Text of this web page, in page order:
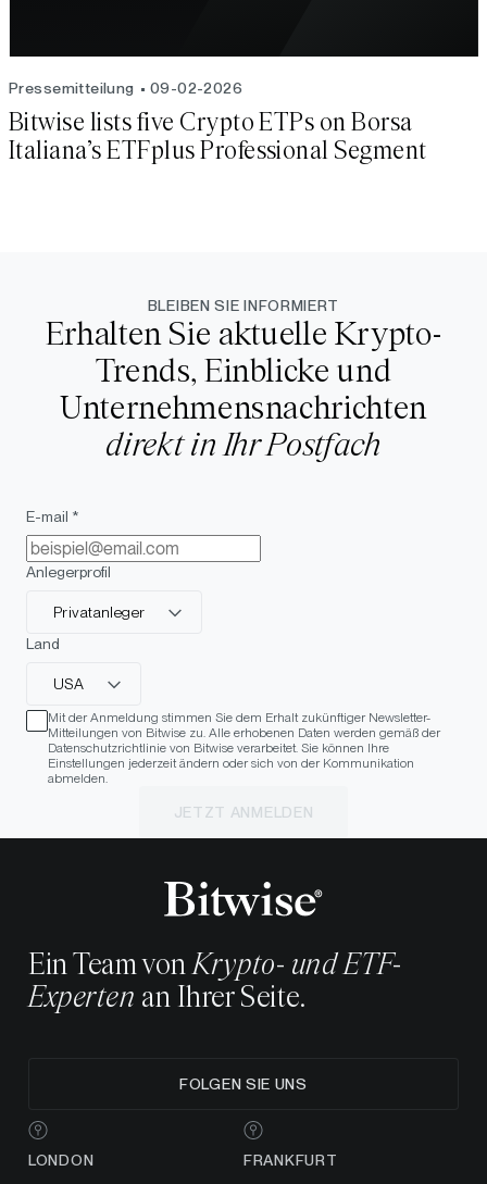
Pressemitteilung 09-02-2026
Bitwise lists five Crypto ETPs on Borsa
Italiana’s ETFplus Professional Segment
BLEIBEN SIE INFORMIERT
Erhalten Sie aktuelle Krypto-
Trends, Einblicke und
Unternehmensnachrichten
direkt in Ihr Postfach
E-mail *
Anlegerprofil
Privatanleger
Land
USA
Mit der Anmeldung stimmen Sie dem Erhalt zukünftiger Newsletter-
Mitteilungen von Bitwise zu. Alle erhobenen Daten werden gemäß der
Datenschutzrichtlinie von Bitwise verarbeitet. Sie können Ihre
Einstellungen jederzeit ändern oder sich von der Kommunikation
abmelden.
JETZT ANMELDEN
Ein Team von Krypto- und ETF-
Experten an Ihrer Seite.
FOLGEN SIE UNS
LONDON FRANKFURT